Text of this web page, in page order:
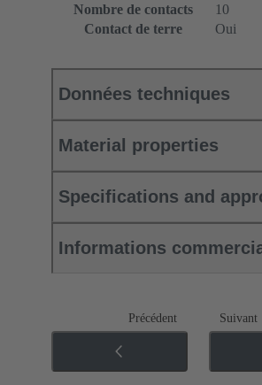
Nombre de contacts
10
Contact de terre
Oui
Données techniques
Material properties
Specifications and
Informations
Précédent Suivant